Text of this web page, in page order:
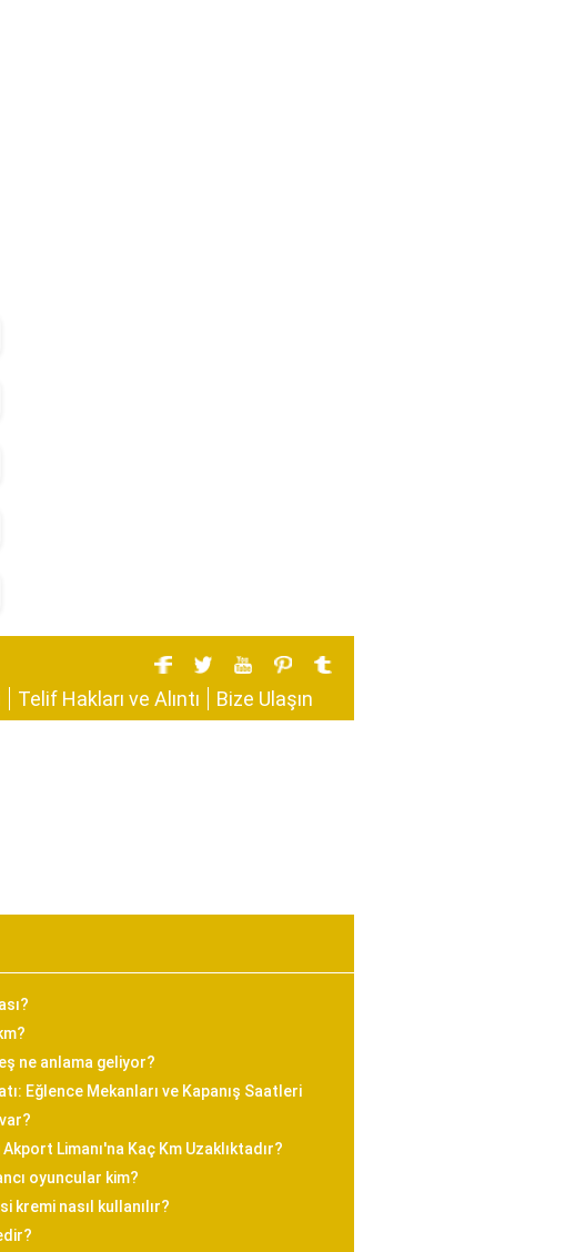
Telif Hakları ve Alıntı Bize Ulaşın
ne anlama geliyor?
Eğlence Mekanları ve Kapanış Saatleri
Limanı'na Kaç Km Uzaklıktadır?
oyuncular kim?
kremi nasıl kullanılır?